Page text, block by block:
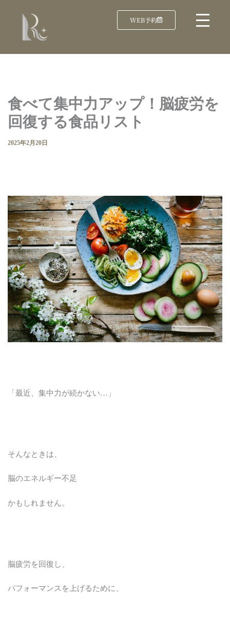
WEB予約
食べて集中力アップ！脳疲労を
回復する食品リスト
2025年2月20日
「最近、集中力が続かない…」
そんなときは、
脳のエネルギー不足
かもしれません。
脳疲労を回復し、
パフォーマンスを上げるために、